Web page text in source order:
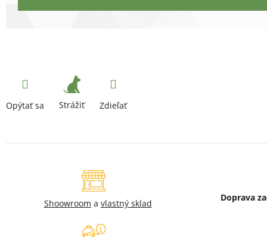
Opýtať sa Strážiť Zdieľať
Shoowroom a vlastný sklad
Doprava